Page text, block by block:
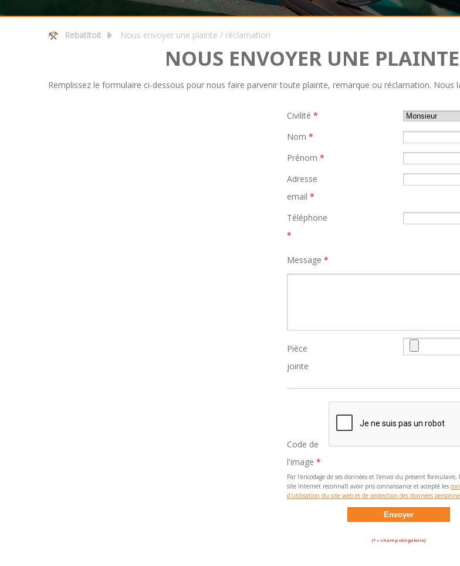
Rebatitoit Nous envoyer une plainte / réclamation
NOUS ENVOYER UNE
Remplissez le formulaire ci-dessous pour nous faire parvenir toute plainte, remarque ou réclamation. Nous
Civilité *
Nom *
Prénom *
Adresse
email *
Téléphone
*
Message *
Pièce
jointe
Code de
l'image *
Par l'encodage de ses données et l'envoi du présent
site Internet reconnaît avoir pris connaissance et accepté les
d'utilisation du site web et de protection des données
(* = champ obligatoire)